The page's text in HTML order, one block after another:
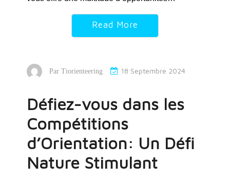
Read More
Par Tiorienteering 18 Septembre 2024
Défiez-vous dans les
Compétitions
d’Orientation: Un Défi
Nature Stimulant